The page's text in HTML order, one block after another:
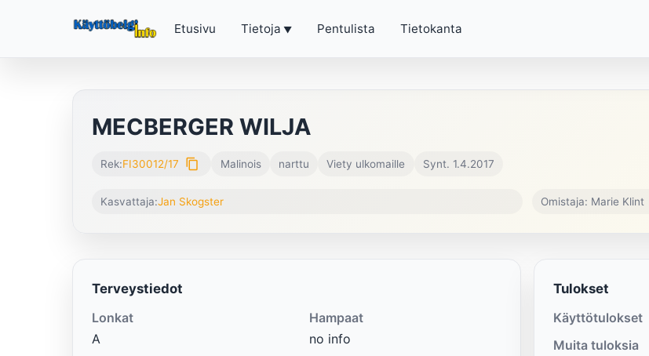
Etusivu Tietoja Pentulista Tietokanta
MECBERGER WILJA
Rek:FI30012/17 content_copy Malinois narttu Viety ulkomaille Synt. 1.4.2017
Kasvattaja:Jan Skogster Omistaja: Marie Klint
Terveystiedot
Lonkat
A
Hampaat
no info
Tulokset
Käyttötulokset
Muita tuloksia